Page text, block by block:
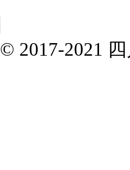
2017-2021